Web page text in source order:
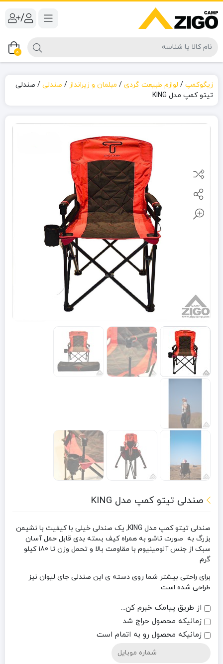
/
0
زیگوکمپ / لوازم طبیعت گردی / مبلمان و زیرانداز / صندلی / صندلی
تیتو کمپ مدل KING
صندلی تیتو کمپ مدل KING
صندلی تیتو کمپ مدل KING
, یک صندلی خیلی با کیفیت با نشیمن
بزرگ به صورت تاشو به همراه کیف بسته بدی قابل حمل آسان
سبک از جنس آلومینیوم با مقاومت بالا و تحمل وزن تا 180 کیلو
گرم
برای راحتی بیشتر شما روی دسته ی این صندلی جای لیوان نیز
طراحی شده است.
از طریق پیامک خبرم کن...
زمانیکه محصول حراج شد
زمانیکه محصول رو به اتمام است